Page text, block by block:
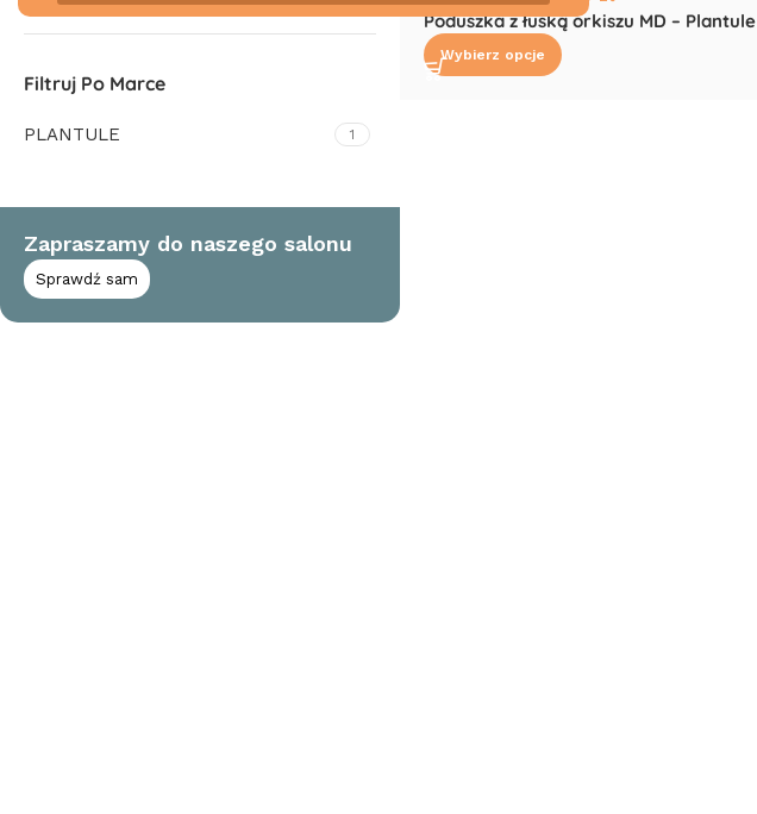
Filtruj Po Marce
PLANTULE 1
Zapraszamy do naszego salonu
Sprawdź sam
Poduszka z łuską orkiszu MD – Plantule
Wybierz opcje